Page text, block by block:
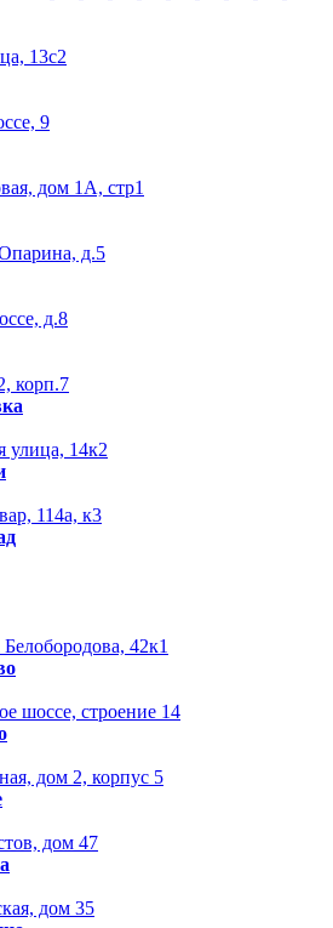
13с2
9
дом 1А, стр1
д.5
д.8
корп.7
улица, 14к2
114а, к3
42к1
шоссе, строение 14
дом 2, корпус 5
дом 47
дом 35